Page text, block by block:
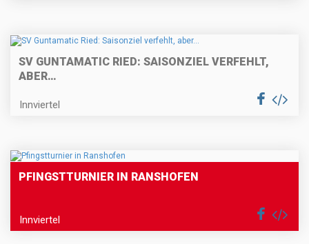
SV GUNTAMATIC RIED: SAISONZIEL VERFEHLT,
ABER…
Innviertel
PFINGSTTURNIER IN RANSHOFEN
Innviertel